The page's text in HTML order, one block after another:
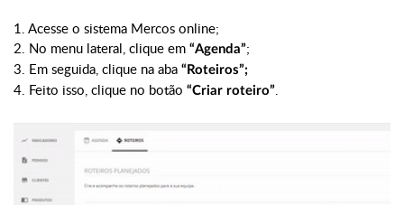
1. Acesse o sistema Mercos online;
2. No menu lateral, clique em “Agenda”;
3. Em seguida, clique na aba “Roteiros”;
4. Feito isso, clique no botão “Criar roteiro”.